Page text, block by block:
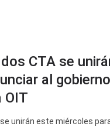
CTA se
al gobierno
OIT
se unirán este miércoles